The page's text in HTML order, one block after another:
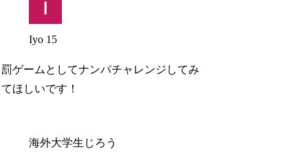
Iyo 15
罰ゲームとしてナンパチャレンジしてみ
てほしいです！
海外大学生じろう